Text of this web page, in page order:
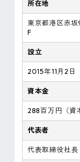
所在地
東京都港区赤
F
設立
2015年11月2日
資本金
288百万円（資
代表者
代表取締役社